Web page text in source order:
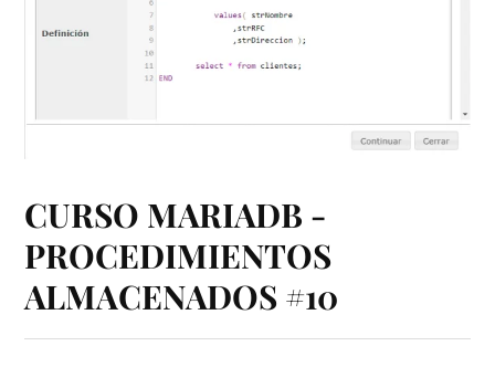
CURSO MARIADB -
PROCEDIMIENTOS
ALMACENADOS #10